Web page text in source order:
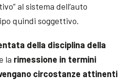
al sistema dell’auto
quindi soggettivo.
della disciplina della
la rimessione in termini
circostanze attinenti